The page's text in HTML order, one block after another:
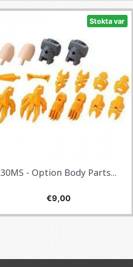
Stokta var
30MS - Option Body Parts...
Fiyat
€9,00